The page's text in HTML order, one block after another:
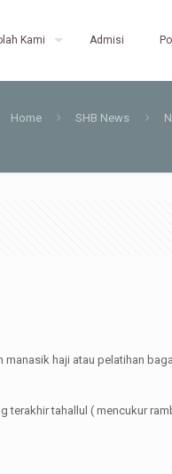
Kami Admisi
Home SHB News
haji atau pelatihan
terakhir tahallul ( mencukur